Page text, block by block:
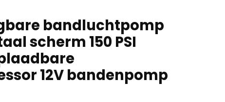
bandluchtpomp
scherm 150 PSI
12V bandenpomp